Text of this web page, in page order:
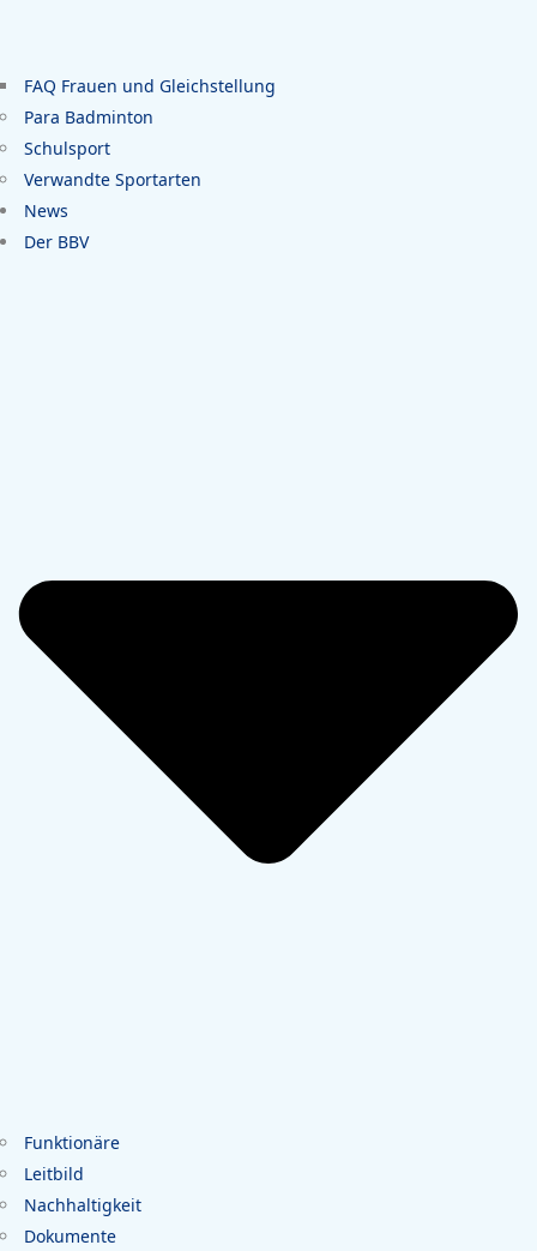
FAQ Frauen und Gleichstellung
Para Badminton
Schulsport
Verwandte Sportarten
News
Der BBV
Funktionäre
Leitbild
Nachhaltigkeit
Dokumente